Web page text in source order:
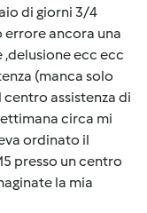
di giorni 3/4
ancora una
ecc ecc
(manca solo
assistenza di
circa mi
ordinato il
presso un centro
la mia